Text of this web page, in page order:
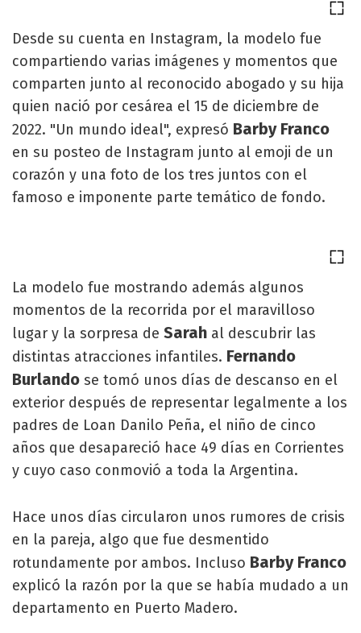
Desde su cuenta en Instagram, la modelo fue
compartiendo varias imágenes y momentos que
comparten junto al reconocido abogado y su hija
quien nació por cesárea el 15 de diciembre de
2022. "Un mundo ideal", expresó Barby Franco
en su posteo de Instagram junto al emoji de un
corazón y una foto de los tres juntos con el
famoso e imponente parte temático de fondo.
La modelo fue mostrando además algunos
momentos de la recorrida por el maravilloso
lugar y la sorpresa de Sarah al descubrir las
distintas atracciones infantiles. Fernando
Burlando se tomó unos días de descanso en el
exterior después de representar legalmente a los
padres de Loan Danilo Peña, el niño de cinco
años que desapareció hace 49 días en Corrientes
y cuyo caso conmovió a toda la Argentina.
Hace unos días circularon unos rumores de crisis
en la pareja, algo que fue desmentido
rotundamente por ambos. Incluso Barby Franco
explicó la razón por la que se había mudado a un
departamento en Puerto Madero.